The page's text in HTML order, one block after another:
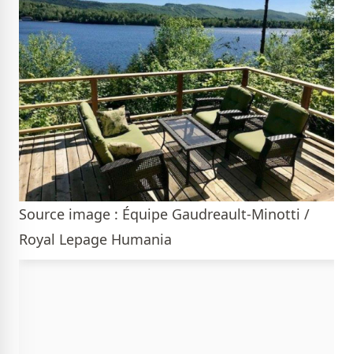
Source image : Équipe Gaudreault-Minotti /
Royal Lepage Humania